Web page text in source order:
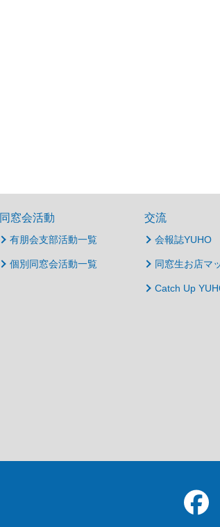
同窓会活動
有朋会支部活動一覧
個別同窓会活動一覧
交流
会報誌YUHO
同窓生お店マ
Catch Up